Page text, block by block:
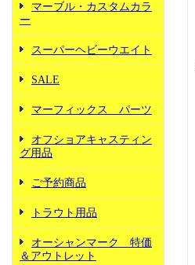
マーブル・カスタムカラ
ー
スーパーヘビーウエイト
SALE
マーフィックス パーツ
オフショアキャスティン
グ用品
ご予約商品
トラウト用品
オーシャンマーク 特価
＆アウトレット